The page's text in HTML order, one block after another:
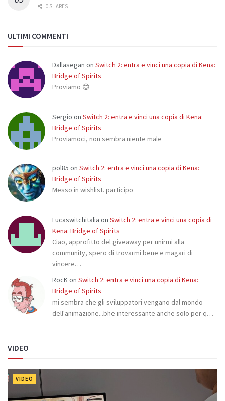
0 SHARES
ULTIMI COMMENTI
Dallasegan on Switch 2: entra e vinci una copia di Kena:
Bridge of Spirits
Proviamo 😊
Sergio on Switch 2: entra e vinci una copia di Kena:
Bridge of Spirits
Proviamoci, non sembra niente male
pol85 on Switch 2: entra e vinci una copia di Kena:
Bridge of Spirits
Messo in wishlist. participo
Lucaswitchitalia on Switch 2: entra e vinci una copia di
Kena: Bridge of Spirits
Ciao, approfitto del giveaway per unirmi alla
community, spero di trovarmi bene e magari di
vincere…
RocKon Switch 2: entra e vinci una copia di Kena:
Bridge of Spirits
mi sembra che gli sviluppatori vengano dal mondo
dell'animazione...bhe interessante anche solo per q…
VIDEO
VIDEO